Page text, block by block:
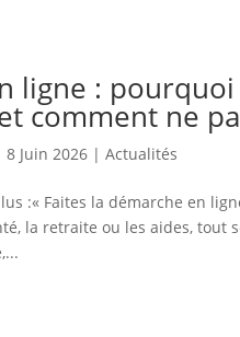
ligne : pourquoi
comment ne
8 Juin 2026 |Actualités
:« Faites la démarche en
la retraite ou les aides, tout